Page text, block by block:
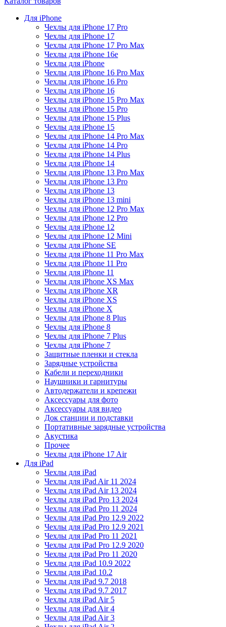
Для iPhone
Чехлы для iPhone 17 Pro
Чехлы для iPhone 17
Чехлы для iPhone 17 Pro Max
Чехлы для iPhone 16e
Чехлы для iPhone
Чехлы для iPhone 16 Pro Max
Чехлы для iPhone 16 Pro
Чехлы для iPhone 16
Чехлы для iPhone 15 Pro Max
Чехлы для iPhone 15 Pro
Чехлы для iPhone 15 Plus
Чехлы для iPhone 15
Чехлы для iPhone 14 Pro Max
Чехлы для iPhone 14 Pro
Чехлы для iPhone 14 Plus
Чехлы для iPhone 14
Чехлы для iPhone 13 Pro Max
Чехлы для iPhone 13 Pro
Чехлы для iPhone 13
Чехлы для iPhone 13 mini
Чехлы для iPhone 12 Pro Max
Чехлы для iPhone 12 Pro
Чехлы для iPhone 12
Чехлы для iPhone 12 Mini
Чехлы для iPhone SE
Чехлы для iPhone 11 Pro Max
Чехлы для iPhone 11 Pro
Чехлы для iPhone 11
Чехлы для iPhone XS Max
Чехлы для iPhone XR
Чехлы для iPhone XS
Чехлы для iPhone X
Чехлы для iPhone 8 Plus
Чехлы для iPhone 8
Чехлы для iPhone 7 Plus
Чехлы для iPhone 7
Защитные пленки и стекла
Зарядные устройства
Кабели и переходники
Наушники и гарнитуры
Автодержатели и крепежи
Аксессуары для фото
Аксессуары для видео
Док станции и подставки
Портативные зарядные устройства
Акустика
Прочее
Чехлы для iPhone 17 Air
Для iPad
Чехлы для iPad
Чехлы для iPad Air 11 2024
Чехлы для iPad Air 13 2024
Чехлы для iPad Pro 13 2024
Чехлы для iPad Pro 11 2024
Чехлы для iPad Pro 12.9 2022
Чехлы для iPad Pro 12.9 2021
Чехлы для iPad Pro 11 2021
Чехлы для iPad Pro 12.9 2020
Чехлы для iPad Pro 11 2020
Чехлы для iPad 10.9 2022
Чехлы для iPad 10.2
Чехлы для iPad 9.7 2018
Чехлы для iPad 9.7 2017
Чехлы для iPad Air 5
Чехлы для iPad Air 4
Чехлы для iPad Air 3